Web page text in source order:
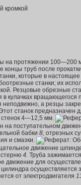
кромкой
на протяжении 100—200
концы труб после
которые в
станки; их
Резцовые обрезные
в кулачках
неподвижно, а резцы
станок предназначен
4—12,5 мм.
на поступательном
бабки 8, отрезных
и смазки.
движение
4. Труба
движение для
цилиндра
от электро­двигателя